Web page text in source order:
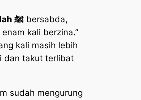
Rasulullah ﷺ bersabda,
kali berzina.”
kali masih lebih
dan takut terlibat
sudah mengurung